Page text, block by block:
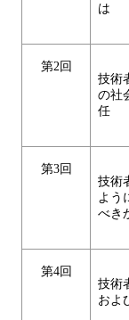
は
第2回
技術
の社
任
第3回
技術
よう
べき
第4回
技術
およ